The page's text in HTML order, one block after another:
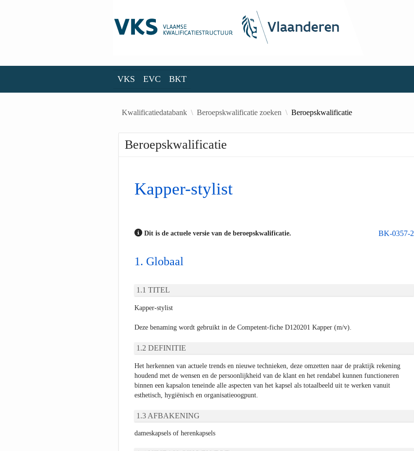
VKS EVC BKT
Kwalificatiedatabank Beroepskwalificatie zoeken Beroepskwalificatie
Beroepskwalificatie
Kapper-stylist
BK-0357-2
Dit is de actuele versie van de beroepskwalificatie.
Globaal
TITEL
Kapper-stylist
Deze benaming wordt gebruikt in de Competent-fiche D120201 Kapper (m/v).
DEFINITIE
Het herkennen van actuele trends en nieuwe technieken, deze omzetten naar de praktijk rekening
houdend met de wensen en de persoonlijkheid van de klant en het rendabel kunnen functioneren
binnen een kapsalon teneinde alle aspecten van het kapsel als totaalbeeld uit te werken vanuit
esthetisch, hygiënisch en organisatieoogpunt.
AFBAKENING
dameskapsels of herenkapsels